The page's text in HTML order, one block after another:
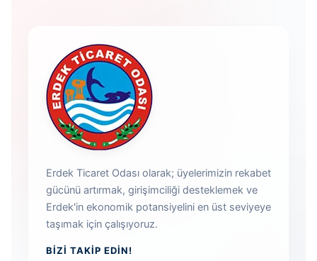
Erdek Ticaret Odası olarak; üyelerimizin rekabet
gücünü artırmak, girişimciliği desteklemek ve
Erdek'in ekonomik potansiyelini en üst seviyeye
taşımak için çalışıyoruz.
BIZI TAKIP EDIN!